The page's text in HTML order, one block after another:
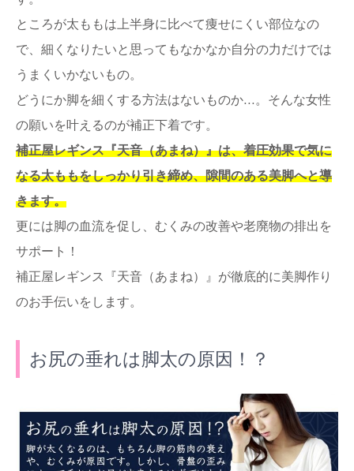
ところが太ももは上半身に比べて痩せにくい部位なの
で、細くなりたいと思ってもなかなか自分の力だけでは
うまくいかないもの。
どうにか脚を細くする方法はないものか…。そんな女性
の願いを叶えるのが補正下着です。
補正屋レギンス『天音（あまね）』は、着圧効果で気に
なる太ももをしっかり引き締め、隙間のある美脚へと導
きます。
更には脚の血流を促し、むくみの改善や老廃物の排出を
サポート！
補正屋レギンス『天音（あまね）』が徹底的に美脚作り
のお手伝いをします。
お尻の垂れは脚太の原因！？